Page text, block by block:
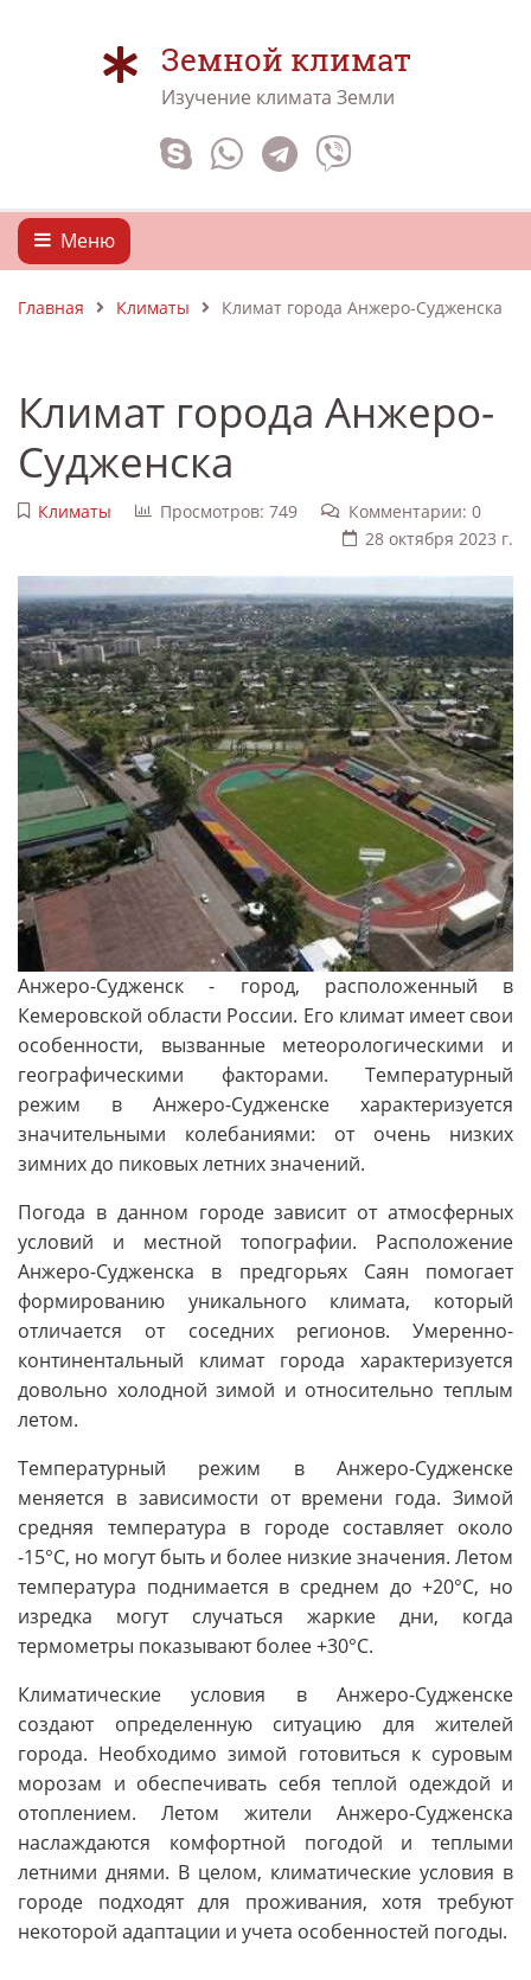
Земной климат
Изучение климата Земли
Меню
Главная Климаты Климат города Анжеро-Судженска
Климат города Анжеро-
Судженска
Климаты Просмотров: 749
Комментарии: 0
28 октября 2023 г.
Анжеро-Судженск - город, расположенный в
Кемеровской области России. Его климат имеет свои
особенности, вызванные метеорологическими и
географическими факторами. Температурный
режим в Анжеро-Судженске характеризуется
значительными колебаниями: от очень низких
зимних до пиковых летних значений.
Погода в данном городе зависит от атмосферных
условий и местной топографии. Расположение
Анжеро-Судженска в предгорьях Саян помогает
формированию уникального климата, который
отличается от соседних регионов. Умеренно-
континентальный климат города характеризуется
довольно холодной зимой и относительно теплым
летом.
Температурный режим в Анжеро-Судженске
меняется в зависимости от времени года. Зимой
средняя температура в городе составляет около
-15°C, но могут быть и более низкие значения. Летом
температура поднимается в среднем до +20°C, но
изредка могут случаться жаркие дни, когда
термометры показывают более +30°C.
Климатические условия в Анжеро-Судженске
создают определенную ситуацию для жителей
города. Необходимо зимой готовиться к суровым
морозам и обеспечивать себя теплой одеждой и
отоплением. Летом жители Анжеро-Судженска
наслаждаются комфортной погодой и теплыми
летними днями. В целом, климатические условия в
городе подходят для проживания, хотя требуют
некоторой адаптации и учета особенностей погоды.